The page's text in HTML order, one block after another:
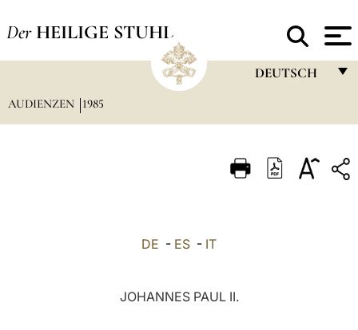
Der HEILIGE STUHL
DEUTSCH
ITALIANO
AUDIENZEN 1985
DE - ES - IT
JOHANNES PAUL II.